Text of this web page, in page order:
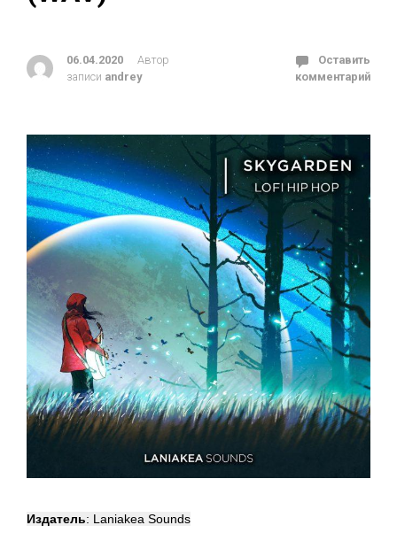
06.04.2020
Автор
записи andrey
Оставить
комментарий
Издатель: Laniakea Sounds